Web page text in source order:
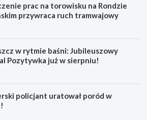
prac na torowisku na Rondzie
przywraca ruch tramwajowy
w rytmie baśni: Jubileuszowy
Pozytywka już w sierpniu!
policjant uratował poród w